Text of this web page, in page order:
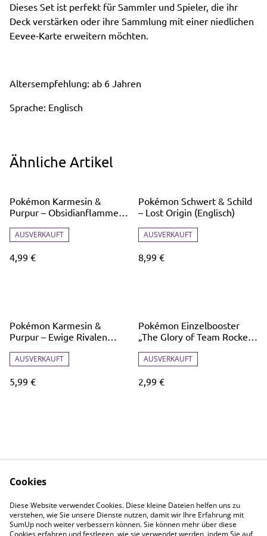
Dieses Set ist perfekt für Sammler und Spieler, die ihr
Deck verstärken oder ihre Sammlung mit einer niedlichen
Eevee-Karte erweitern möchten.
Altersempfehlung: ab 6 Jahren
Sprache: Englisch
Ähnliche Artikel
Pokémon Karmesin &
Purpur – Obsidianflammen
AUSVERKAUFT
4,99 €
Pokémon Schwert & Schild
– Lost Origin (Englisch)
AUSVERKAUFT
8,99 €
Pokémon Karmesin &
Purpur – Ewige Rivalen
AUSVERKAUFT
5,99 €
Pokémon Einzelbooster
„The Glory of Team Rocket“
AUSVERKAUFT
2,99 €
Events
Einzelkarten
Datenschutz
Cookie-Richtlinie
Cookies
Diese Website verwendet Cookies. Diese kleine Dateien helfen uns zu
verstehen, wie Sie unsere Dienste nutzen, damit wir Ihre Erfahrung mit
SumUp noch weiter verbessern können. Sie können mehr über diese
Cookies erfahren und festlegen, wie sie verwendet werden, indem Sie auf